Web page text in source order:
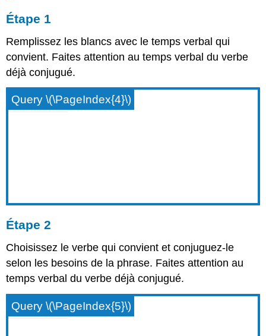
Étape 1
Remplissez les blancs avec le temps verbal qui
convient. Faites attention au temps verbal du verbe
déjà conjugué.
Query \(\PageIndex{4}\)
Étape 2
Choisissez le verbe qui convient et conjuguez-le
selon les besoins de la phrase. Faites attention au
temps verbal du verbe déjà conjugué.
Query \(\PageIndex{5}\)